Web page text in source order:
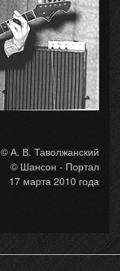
© А. В. Таволжанский
© Шансон - Портал
17 марта 2010 года